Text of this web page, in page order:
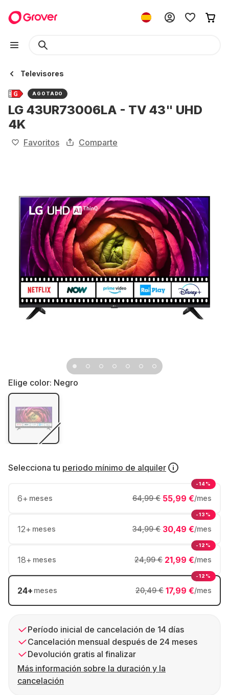
Televisores
AGOTADO
LG 43UR73006LA - TV 43" UHD
4K
Favoritos Comparte
Elige color: Negro
Selecciona tu periodo mínimo de alquiler
6+ meses 55,99 €/mes
64,99 €
-14%
12+ meses 30,49 €/mes
34,99 €
-13%
18+ meses 21,99 €/mes
24,99 €
-12%
24+ meses 17,99 €/mes
20,49 €
-12%
Período inicial de cancelación de 14 días
Cancelación mensual después de 24 meses
Devolución gratis al finalizar
Más información sobre la duración y la
cancelación